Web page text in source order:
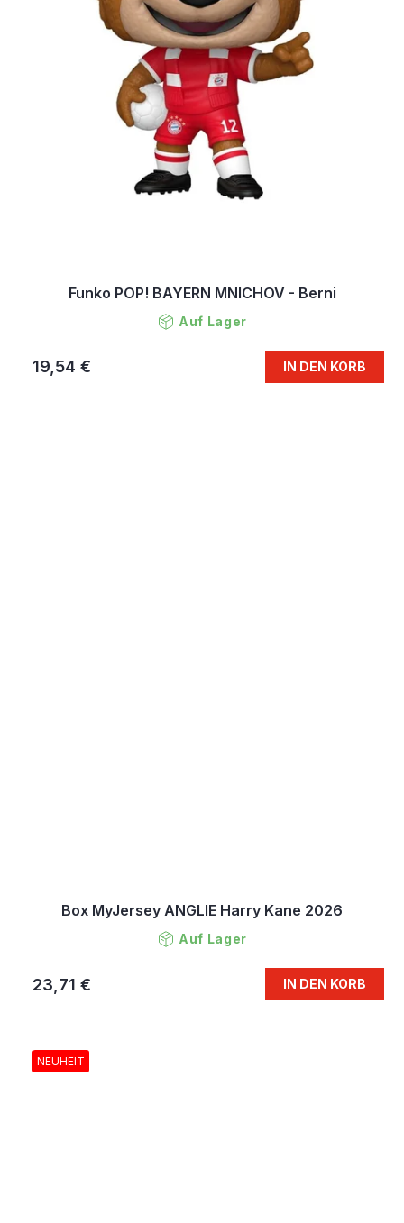
Funko POP! BAYERN MNICHOV - Berni
Auf Lager
19,54 € IN DEN KORB
Box MyJersey ANGLIE Harry Kane 2026
Auf Lager
23,71 € IN DEN KORB
NEUHEIT